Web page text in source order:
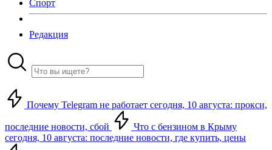
Спорт
Редакция
Почему Telegram не работает сегодня, 10 августа: прокси,
последние новости, сбой
Что с бензином в Крыму
сегодня, 10 августа: последние новости, где купить, цены